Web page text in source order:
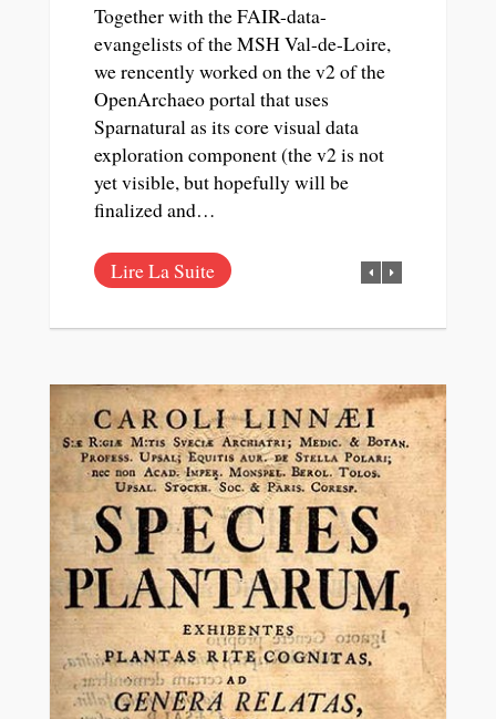
Together with the FAIR-data-
evangelists of the MSH Val-de-Loire,
we rencently worked on the v2 of the
OpenArchaeo portal that uses
Sparnatural as its core visual data
exploration component (the v2 is not
yet visible, but hopefully will be
finalized and…
Lire La Suite